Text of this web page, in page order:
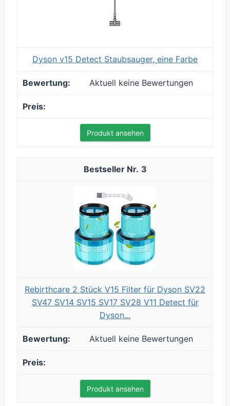
Dyson v15 Detect Staubsauger, eine Farbe
Aktuell keine Bewertungen
Produkt ansehen
3
Rebirthcare 2 Stück V15 Filter für Dyson SV22
SV47 SV14 SV15 SV17 SV28 V11 Detect für
Dyson...
Aktuell keine Bewertungen
Produkt ansehen